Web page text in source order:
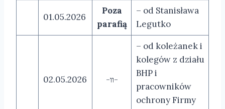
01.05.2026
Poza
parafią
– od Stanisława
Legutko
02.05.2026 -װ-
– od koleżanek i
kolegów z działu
BHP i
pracowników
ochrony Firmy